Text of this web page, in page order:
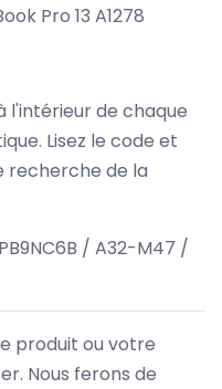
Pro 13 A1278
l'intérieur de chaque
Lisez le code et
recherche de la
/ A32-M47 /
produit ou votre
Nous ferons de